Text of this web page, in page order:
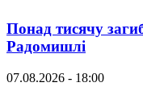
Понад тисячу
Радомишлі
07.08.2026 - 18:00